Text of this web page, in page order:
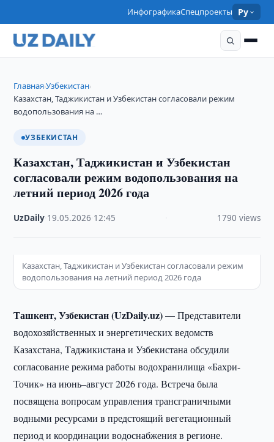
ИнфографикаСпецпроекты Ру
Главная›Узбекистан›
Казахстан, Таджикистан и Узбекистан согласовали режим
водопользования на …
УЗБЕКИСТАН
Казахстан, Таджикистан и Узбекистан
согласовали режим водопользования на
летний период 2026 года
UzDaily 19.05.2026 12:45 1790 views
Казахстан, Таджикистан и Узбекистан согласовали режим
водопользования на летний период 2026 года
Ташкент, Узбекистан (UzDaily.uz) —Представители
водохозяйственных и энергетических ведомств
Казахстана, Таджикистана и Узбекистана обсудили
согласование режима работы водохранилища «Бахри-
Точик» на июнь–август 2026 года. Встреча была
посвящена вопросам управления трансграничными
водными ресурсами в предстоящий вегетационный
период и координации водоснабжения в регионе.